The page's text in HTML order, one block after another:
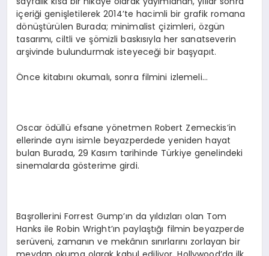
içeriği genişletilerek 2014’te hacimli bir grafik romana
dönüştürülen Burada; minimalist çizimleri, özgün
tasarımı, ciltli ve şömizli baskısıyla her sanatseverin
arşivinde bulundurmak isteyeceği bir başyapıt.
Önce kitabını okumalı, sonra filmini izlemeli…
Oscar ödüllü efsane yönetmen Robert Zemeckis’in
ellerinde aynı isimle beyazperdede yeniden hayat
bulan Burada, 29 Kasım tarihinde Türkiye genelindeki
sinemalarda gösterime girdi.
Başrollerini Forrest Gump’ın da yıldızları olan Tom
Hanks ile Robin Wright’ın paylaştığı filmin beyazperde
serüveni, zamanın ve mekânın sınırlarını zorlayan bir